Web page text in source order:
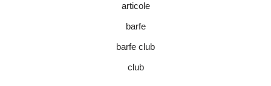
articole
barfe
barfe club
club